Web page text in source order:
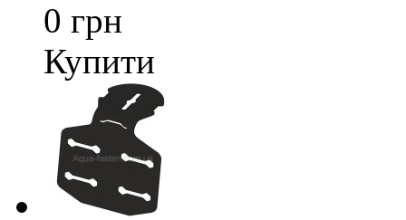
0 грн
Купити